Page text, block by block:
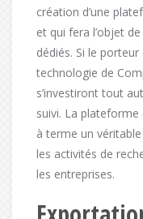
création d’une
et qui fera l’objet
dédiés. Si le
technologie de
s’investiront tout
suivi. La
à terme un
les activités de
les entreprises.